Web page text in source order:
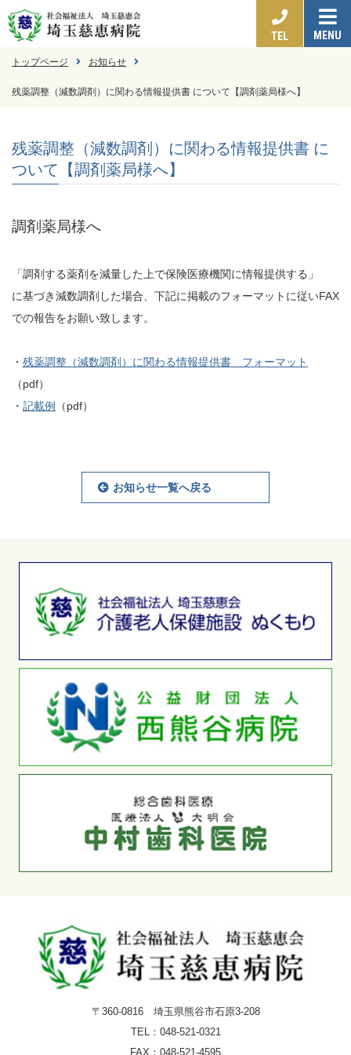
TEL MENU
トップページ お知らせ
残薬調整（減数調剤）に関わる情報提供書 について【調剤薬局様へ】
残薬調整（減数調剤）に関わる情報提供書 に
ついて【調剤薬局様へ】
調剤薬局様へ
「調剤する薬剤を減量した上で保険医療機関に情報提供する」
に基づき減数調剤した場合、下記に掲載のフォーマットに従いFAX
での報告をお願い致します。
・ 残薬調整（減数調剤）に関わる情報提供書 フォーマット
（pdf）
・ 記載例 （pdf）
お知らせ一覧へ戻る
〒360-0816 埼玉県熊谷市石原3-208
TEL： 048-521-0321
FAX：048-521-4595